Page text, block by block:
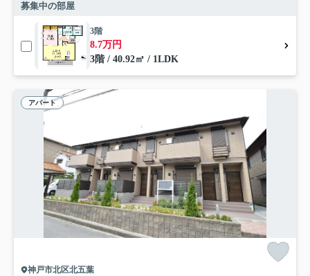
募集中の部屋
3階
8.7万円
3階 / 40.92㎡ / 1LDK
アパート
神戸市北区北五葉